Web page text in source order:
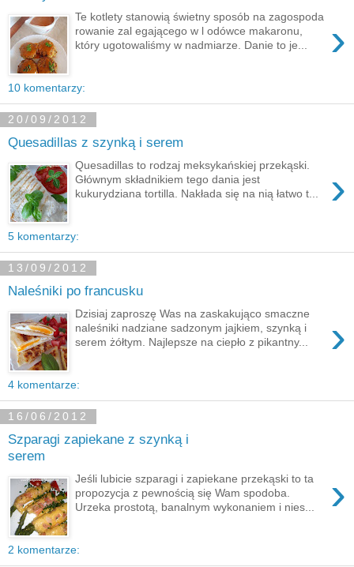
›
Te kotlety stanowią świetny sposób na zagospoda
rowanie zal egającego w l odówce makaronu,
który ugotowaliśmy w nadmiarze. Danie to je...
10 komentarzy:
20/09/2012
Quesadillas z szynką i serem
›
Quesadillas to rodzaj meksykańskiej przekąski.
Głównym składnikiem tego dania jest
kukurydziana tortilla. Nakłada się na nią łatwo t...
5 komentarzy:
13/09/2012
Naleśniki po francusku
›
Dzisiaj zaproszę Was na zaskakująco smaczne
naleśniki nadziane sadzonym jajkiem, szynką i
serem żółtym. Najlepsze na ciepło z pikantny...
4 komentarze:
16/06/2012
Szparagi zapiekane z szynką i
serem
›
Jeśli lubicie szparagi i zapiekane przekąski to ta
propozycja z pewnością się Wam spodoba.
Urzeka prostotą, banalnym wykonaniem i nies...
2 komentarze: